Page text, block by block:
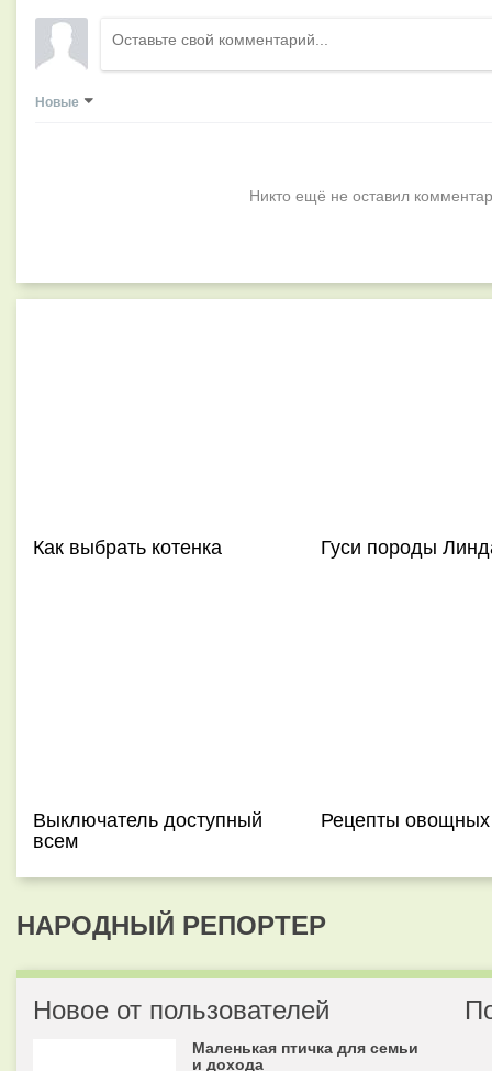
Новые
Никто ещё не оставил
Как выбрать котенка Гуси породы
Выключатель доступный
всем
Рецепты
НАРОДНЫЙ РЕПОРТЕР
Новое от пользователей
Маленькая птичка для семьи
и дохода